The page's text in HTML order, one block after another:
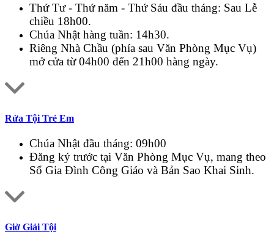
Thứ Tư - Thứ năm - Thứ Sáu đầu tháng: Sau Lễ
chiều 18h00.
Chúa Nhật hàng tuần: 14h30.
Riêng Nhà Chầu (phía sau Văn Phòng Mục Vụ)
mở cửa từ 04h00 đến 21h00 hàng ngày.
Rửa Tội Trẻ Em
Chúa Nhật đầu tháng: 09h00
Đăng ký trước tại Văn Phòng Mục Vụ, mang theo
Sổ Gia Đình Công Giáo và Bản Sao Khai Sinh.
Giờ Giải Tội